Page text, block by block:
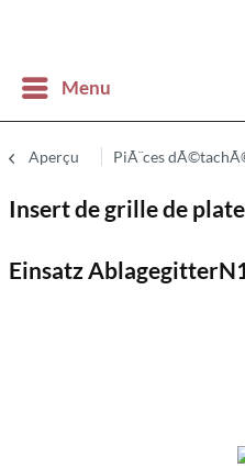
Menu
Aperçu PiÃ¨ces
Insert de grille de
Einsatz